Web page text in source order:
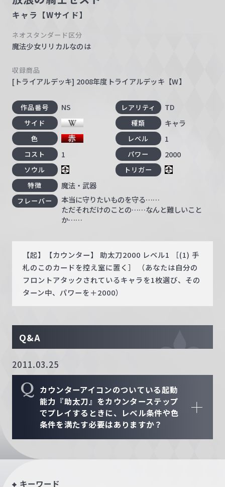
キャラ【Wサイド】
ネオスタンダード区分
魔法少女リリカルなのは
収録商品
[トライアルデッキ] 2008年度トライアルデッキ【W】
作品番号 NS レアリティ TD
サイド 種類 キャラ
色 レベル 1
コスト 1 パワー 2000
ソウル
トリガー
特徴
魔法・武器
フレーバー
本当に守りたいものを守る……
ただそれだけのことの……なんと難しいこと
か……
【起】【カウンター】 助太刀2000 レベル1 ［(1) 手
札のこのカードを控え室に置く］ （あなたは自分の
フロントアタックされているキャラを1枚選び、その
ターン中、パワーを＋2000）
Q&A
2011.03.25
Q カウンターアイコンのついている起動
能力『助太刀』をカウンターステップ
でプレイするときに、レベル条件や色
条件を満たす必要はありますか？
キーワード